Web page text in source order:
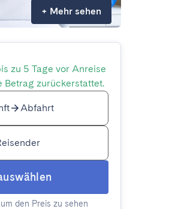
+ Mehr sehen
zu 5 Tage vor Anreise
Betrag zurückerstattet.
Abfahrt
den Preis zu sehen